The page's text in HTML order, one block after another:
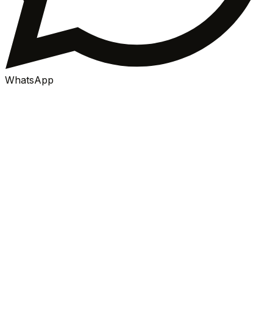
WhatsApp